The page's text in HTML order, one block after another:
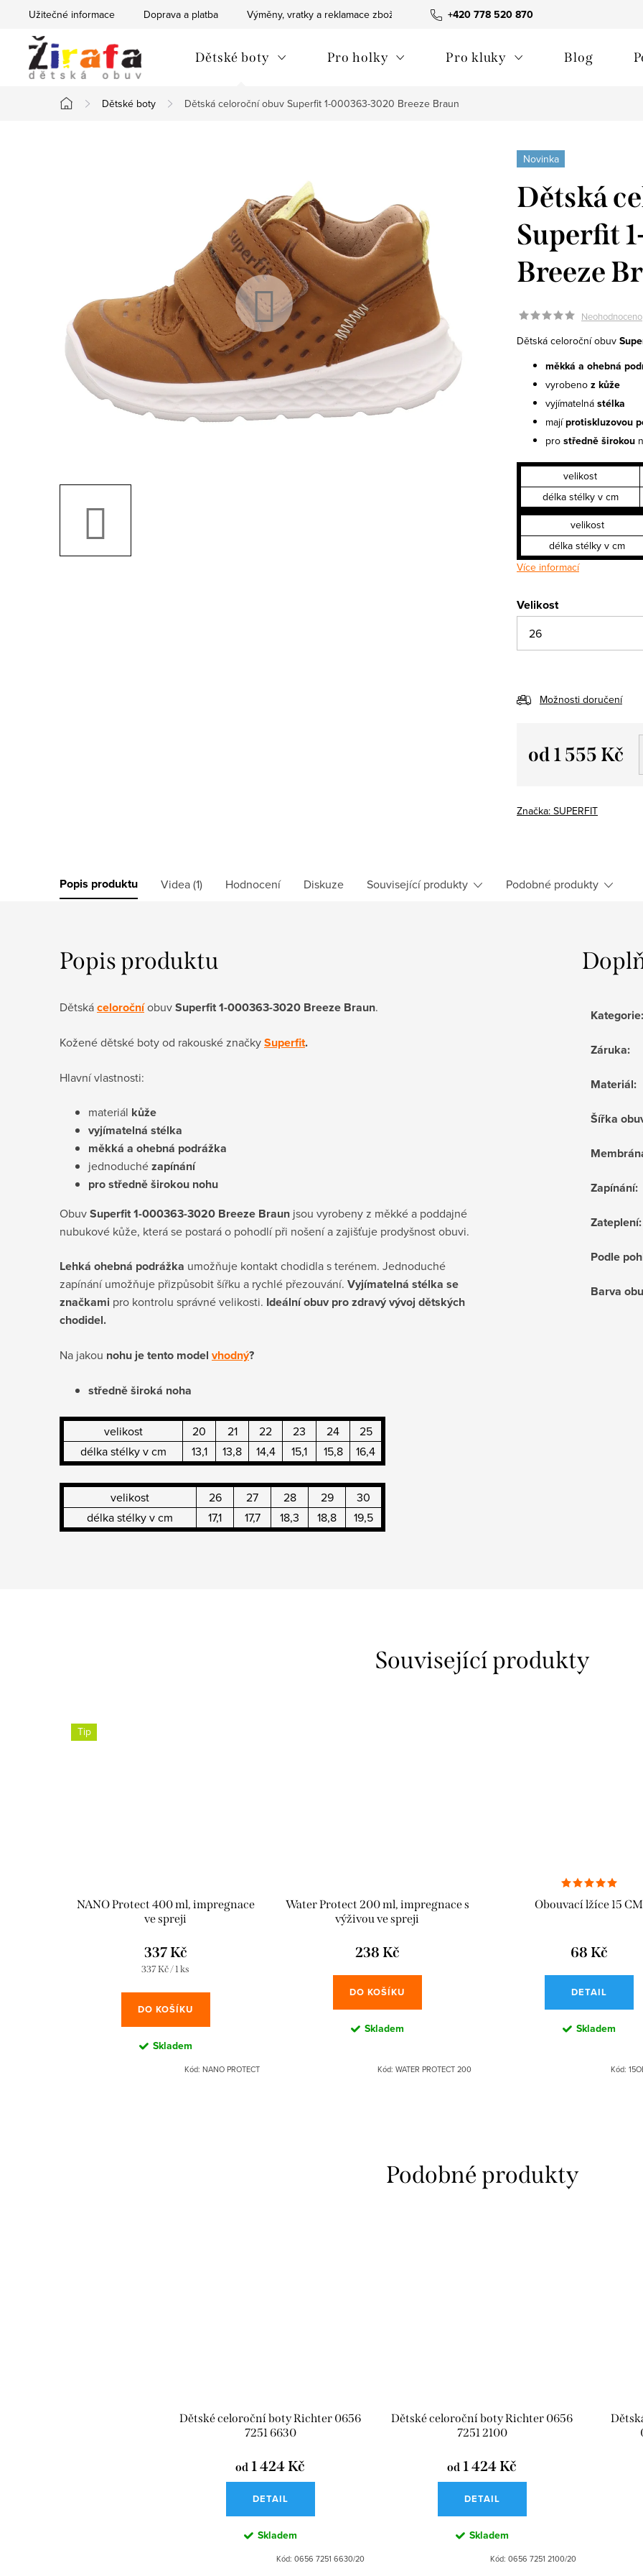
obsah
+420 778 520 870
Užitečné informace Doprava a platba Výměny, vratky a reklamace zboží Obchodní podmínky
Dětské boty Pro holky Pro kluky Blog
Domů
Dětské boty Dětská celoroční obuv Superfit 1-000363-3020 Breeze Braun
Novinka
Dětská
Superfit
Breeze
Neohodnoceno
Dětská celoroční obuv
měkká a ohebná
vyrobeno z kůže
vyjímatelná stélka
majíprotiskluzovou
pro středně širokou
velikost
délka stélky v cm
velikost
délka stélky v cm
Více informací
Velikost
Možnosti doručení
od1 555 Kč
Značka: SUPERFIT
Popis produktu Videa (1) Hodnocení Diskuze Související produkty Podobné produkty
Popis produktu
DětskáceloročníobuvSuperfit 1-000363-3020 Breeze Braun.
Kožené dětské boty od rakouské značkySuperfit.
Hlavní vlastnosti:
materiál kůže
vyjímatelná stélka
měkká a ohebná podrážka
jednoduchézapínání
pro středně širokou nohu
ObuvSuperfit 1-000363-3020 Breeze Braun jsou vyrobeny z měkké a poddajné
nubukové kůže, která se postará o pohodlí při nošení a zajišťuje prodyšnost obuvi.
Lehká ohebná podrážka umožňuje kontakt chodidla s terénem. Jednoduché
zapínání umožňuje přizpůsobit šířku a rychlé přezouvání. Vyjímatelná stélka se
značkami pro kontrolu správné velikosti. Ideální obuv pro zdravý vývoj dětských
chodidel.
Na jakou nohu je tento model vhodný?
středně široká noha
velikost 20 21 22 23 24
25
délka stélky v cm
13,1 13,8 14,4 15,1 15,8 16,4
velikost 26 27 28 29
30
délka stélky v cm
17,1 17,7 18,3 18,8 19,5
Kategorie:
Záruka:
Materiál:
Šířka
Zapínání:
Zateplení:
Podle
Barva
Související produkty
Tip
NANO Protect 400 ml, impregnace
ve spreji
337 Kč
Měrná
337 Kč / 1 ks
DO KOŠÍKU
Skladem
Kód: NANO PROTECT
Water Protect 200 ml, impregnace s
výživou ve spreji
238 Kč
DO KOŠÍKU
Skladem
Kód: WATER PROTECT 200
Obouvací lžíce 15 CM
68 Kč
DETAIL
Skladem
Kód:
Dětské celoroční boty Richter 0656
7251 6630
od 1 424 Kč
DETAIL
Skladem
Kód: 0656 7251 6630/20
Dětské celoroční boty Richter 0656
7251 2100
od 1 424 Kč
DETAIL
Skladem
Kód: 0656 7251 2100/20